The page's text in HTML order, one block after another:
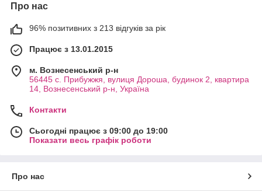
Про нас
96% позитивних з 213 відгуків за рік
Працює з 13.01.2015
м. Вознесенський р-н
56445 с. Прибужжя, вулиця Дороша, будинок 2, квартира
14, Вознесенський р-н, Україна
Контакти
Сьогодні працює з 09:00 до 19:00
Показати весь графік роботи
Про нас